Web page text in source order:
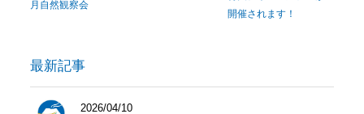
月自然観察会
開催されます！
最新記事
2026/04/10